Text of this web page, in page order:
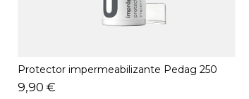
Protector impermeabilizante Pedag 250
ML
9,90 €